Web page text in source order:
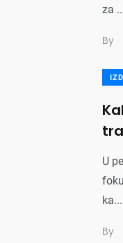
za
By
U
ka...
By